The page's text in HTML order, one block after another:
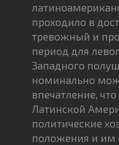
проходило в
тревожный и
период для
Западного
номинально
впечатление,
Латинской
политические
положения и им